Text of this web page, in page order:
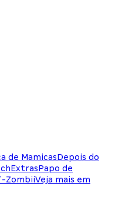
de MamicasDepois do
ExtrasPapo de
ZombiiVeja mais em